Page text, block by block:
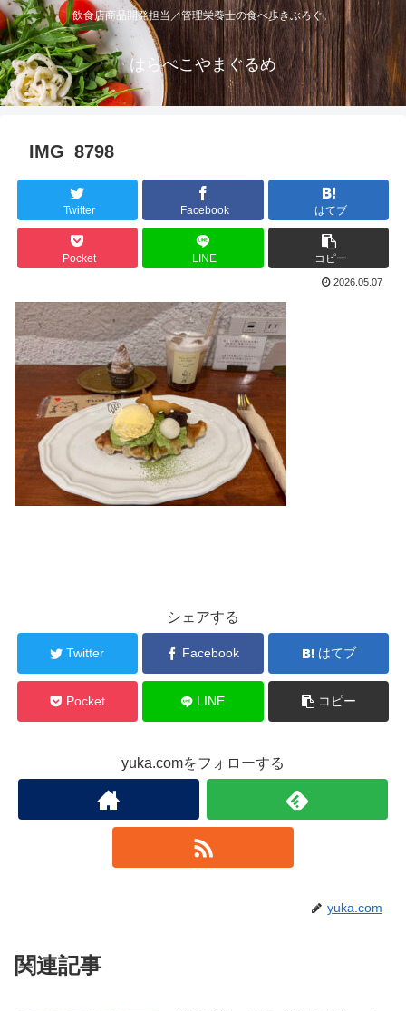
飲食店商品開発担当／管理栄養士の食べ歩きぶろぐ。
はらぺこやまぐるめ
IMG_8798
Twitter Facebook はてブ
Pocket LINE コピー
2026.05.07
シェアする
Twitter Facebook はてブ
Pocket LINE コピー
yuka.comをフォローする
yuka.com
関連記事